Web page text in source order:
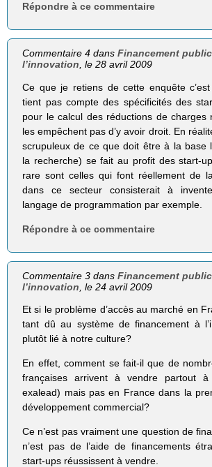
Répondre à ce commentaire
Commentaire 4 dansFinancement
l’innovation, le 28 avril 2009
Ce que je retiens de cette enquête
tient pas compte des spécificités des
pour le calcul des réductions de charges
les empêchent pas d’y avoir droit. En
scrupuleux de ce que doit être à la base
la recherche) se fait au profit des start-
rare sont celles qui font réellement de
dans ce secteur consisterait à
langage de programmation par exemple.
Répondre à ce commentaire
Commentaire 3 dansFinancement
l’innovation , le 24 avril 2009
Et si le problème d’accès au marché en
tant dû au système de financement à
plutôt lié à notre culture?
En effet, comment se fait-il que de
françaises arrivent à vendre partout à
exalead) mais pas en France dans la
développement commercial?
Ce n’est pas vraiment une question de
n’est pas de l’aide de financements
start-ups réussissent à vendre.